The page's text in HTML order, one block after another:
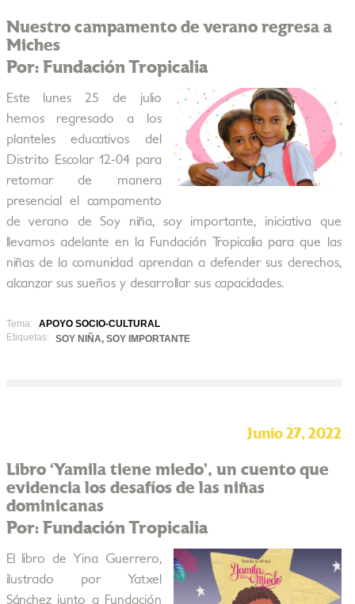
Nuestro campamento de verano regresa a
Miches
Por: Fundación Tropicalia
Este lunes 25 de julio
hemos regresado a los
planteles educativos del
Distrito Escolar 12-04 para
retomar de manera
presencial el campamento
de verano de Soy niña, soy importante, iniciativa que
llevamos adelante en la Fundación Tropicalia para que las
niñas de la comunidad aprendan a defender sus derechos,
alcanzar sus sueños y desarrollar sus capacidades.
Tema:
APOYO SOCIO-CULTURAL
Etiquetas:
SOY NIÑA, SOY IMPORTANTE
Junio 27, 2022
Libro ‘Yamila tiene miedo’, un cuento que
evidencia los desafíos de las niñas
dominicanas
Por: Fundación Tropicalia
El libro de Yina Guerrero,
ilustrado por Yatxel
Sánchez junto a Fundación